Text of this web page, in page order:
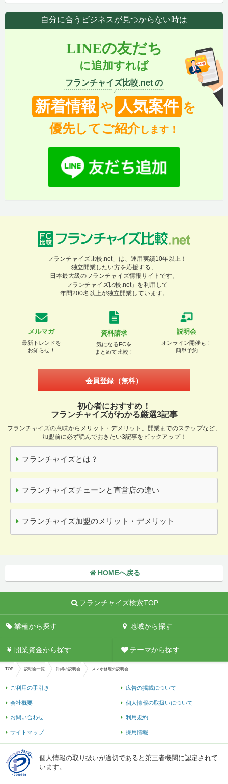
自分に合うビジネスが見つからない時は
LINEの友だち
に追加すれば
フランチャイズ比較.net の
新着情報 や 人気案件 を
優先してご紹介します！
「フランチャイズ比較.net」は、運用実績10年以上！
独立開業したい方を応援する、
日本最大級のフランチャイズ情報サイトです。
「フランチャイズ比較.net」を利用して
年間200名以上が独立開業しています。
メルマガ
最新トレンドを
お知らせ！
資料請求
気になるFCを
まとめて比較！
説明会
オンライン開催も！
簡単予約
会員登録（無料）
初心者におすすめ！
フランチャイズがわかる厳選3記事
フランチャイズの意味からメリット・デメリット、開業までのステップなど、
加盟前に必ず読んでおきたい3記事をピックアップ！
フランチャイズとは？
フランチャイズチェーンと直営店の違い
フランチャイズ加盟のメリット・デメリット
HOMEへ戻る
フランチャイズ検索TOP
業種から探す 地域から探す
開業資金から探す テーマから探す
TOP 説明会一覧 沖縄の説明会 スマホ修理の説明会
ご利用の手引き 広告の掲載について
会社概要 個人情報の取扱いについて
お問い合わせ 利用規約
サイトマップ 採用情報
個人情報の取り扱いが適切であると第三者機関に認定されて
います。